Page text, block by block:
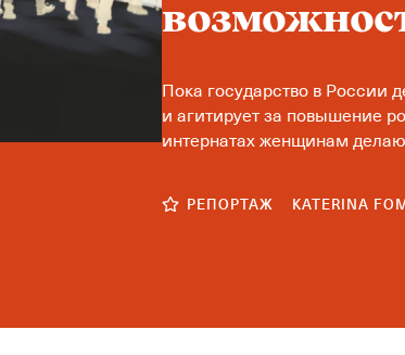
Пока государство в России
и агитирует за повышение
интернатах женщинам
РЕПОРТАЖ KATERINA